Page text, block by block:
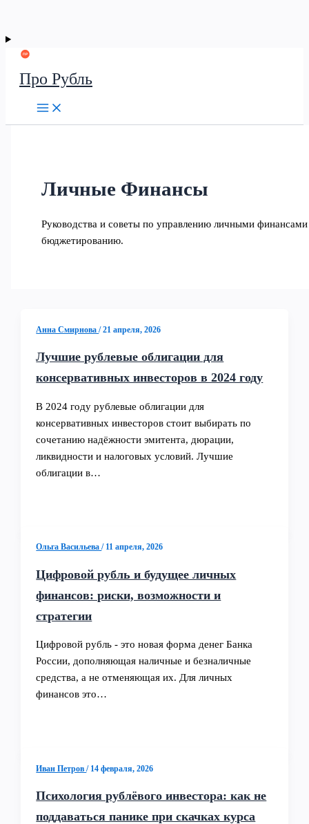
Про Рубль
Личные Финансы
Руководства и советы по управлению личными
бюджетированию.
Анна Смирнова/21 апреля, 2026
Лучшие рублевые облигации для
консервативных инвесторов в 2024 году
В 2024 году рублевые облигации для
консервативных инвесторов стоит выбирать по
сочетанию надёжности эмитента, дюрации,
ликвидности и налоговых условий. Лучшие
облигации в…
Ольга Васильева/ 11 апреля, 2026
Цифровой рубль и будущее личных
финансов: риски, возможности и
стратегии
Цифровой рубль - это новая форма денег Банка
России, дополняющая наличные и безналичные
средства, а не отменяющая их. Для личных
финансов это…
Иван Петров/ 14 февраля, 2026
Психология рублёвого инвестора: как не
поддаваться панике при скачках курса